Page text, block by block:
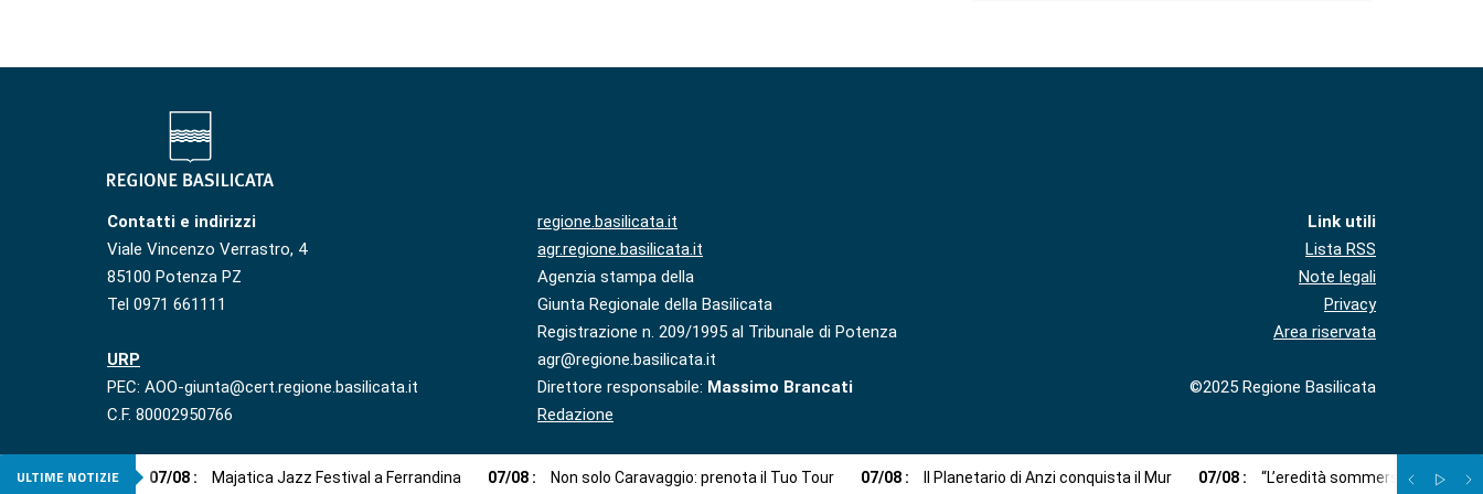
Contatti e indirizzi
Viale Vincenzo Verrastro, 4
85100 Potenza PZ
Tel 0971 661111
URP
PEC: AOO-giunta@cert.regione.basilicata.it
C.F. 80002950766
regione.basilicata.it
agr.regione.basilicata.it
Agenzia stampa della
Giunta Regionale della Basilicata
Registrazione n. 209/1995 al Tribunale di Potenza
agr@regione.basilicata.it
Direttore responsabile: Massimo Brancati
Redazione
Link utili
Lista RSS
Note legali
Privacy
Area riservata
©2025 Regione Basilicata
ULTIME NOTIZIE 07/08 : Majatica Jazz Festival a Ferrandina 07/08 : Non solo Caravaggio: prenota il Tuo Tour 07/08 : Il Planetario di Anzi conquista il Mur 07/08 : “L’eredità sommersa”: un